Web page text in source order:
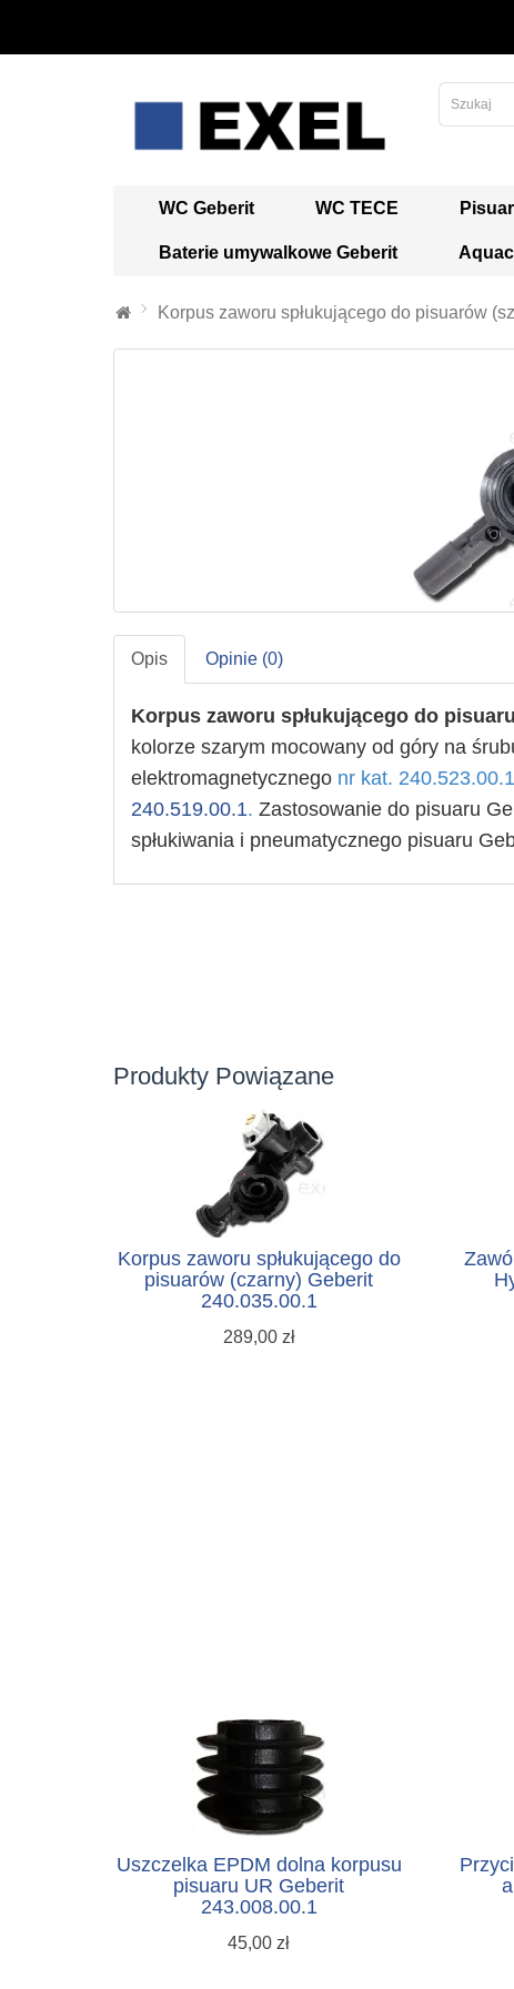
WC Geberit WC TECE
Baterie umywalkowe Geberit
Korpus zaworu spłukującego do pisuarów
Opis Opinie (0)
Korpus zaworu spłukującego do
kolorze szarym mocowany od góry na
elektromagnetycznego nr kat. 240.523.00.1
240.519.00.1. Zastosowanie do pisuaru
spłukiwania i pneumatycznego pisuaru
Produkty Powiązane
Korpus zaworu spłukującego do
pisuarów (czarny) Geberit
240.035.00.1
289,00 zł
Uszczelka EPDM dolna korpusu
pisuaru UR Geberit
243.008.00.1
45,00 zł